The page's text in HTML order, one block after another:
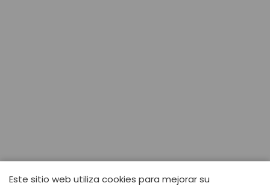
Este sitio web utiliza cookies para mejorar su